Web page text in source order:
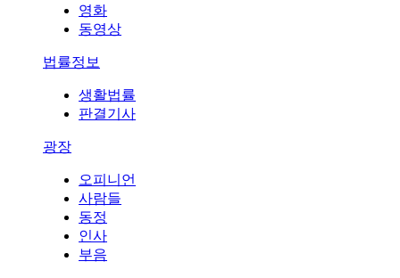
영화
동영상
법률정보
생활법률
판결기사
광장
오피니언
사람들
동정
인사
부음